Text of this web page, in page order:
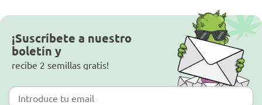
¡Suscríbete a nuestro
boletín y
recibe 2 semillas gratis!